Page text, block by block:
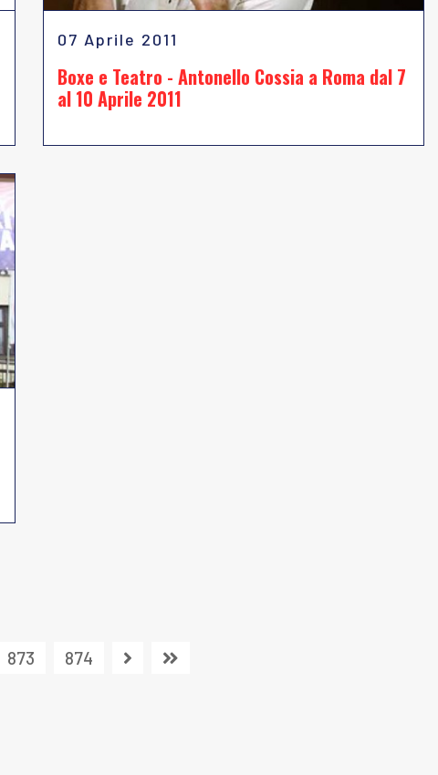
07 Aprile 2011
Boxe e Teatro - Antonello Cossia a Roma dal 7
al 10 Aprile 2011
873 874